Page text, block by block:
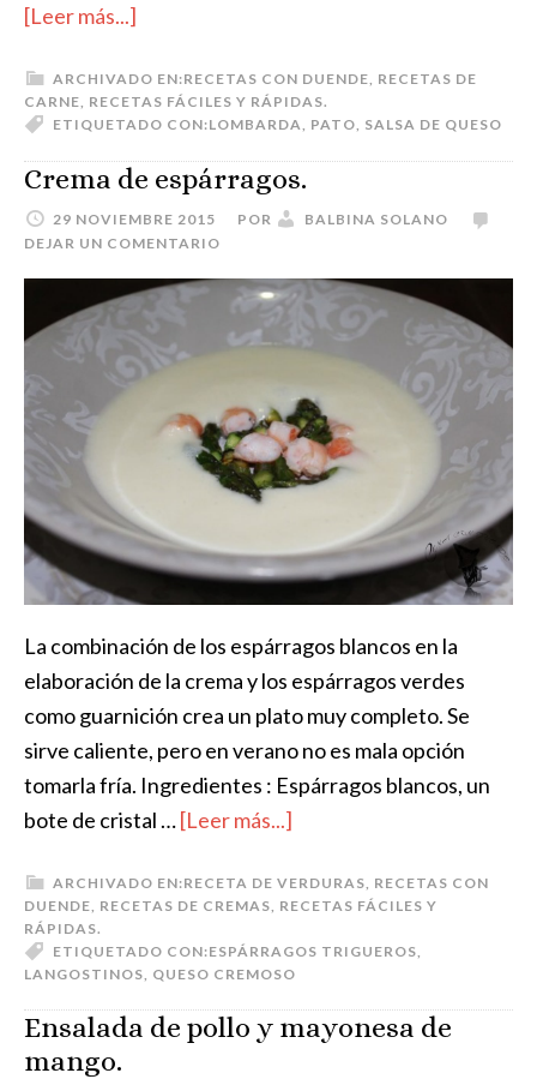
[Leer más...]
ARCHIVADO EN:RECETAS CON DUENDE RECETAS DE
CARNE RECETAS FÁCILES Y RÁPIDAS.
ETIQUETADO CON:LOMBARDA PATO SALSA DE QUESO
Crema de espárragos.
29 NOVIEMBRE 2015 POR
BALBINA SOLANO
DEJAR UN COMENTARIO
La combinación de los espárragos blancos en la
elaboración de la crema y los espárragos verdes
como guarnición crea un plato muy completo. Se
sirve caliente, pero en verano no es mala opción
tomarla fría. Ingredientes : Espárragos blancos, un
bote de cristal …[Leer más...]
ARCHIVADO EN:RECETA DE VERDURAS RECETAS CON
DUENDE RECETAS DE CREMAS RECETAS FÁCILES Y
RÁPIDAS.
ETIQUETADO CON:ESPÁRRAGOS TRIGUEROS
LANGOSTINOS QUESO CREMOSO
Ensalada de pollo y mayonesa de
mango.